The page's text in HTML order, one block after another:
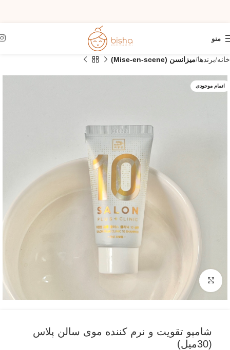
منو
خانه برندها میزانسن (Mise-en-scene)
اتمام موجودی
بزرگنمایی تصویر
شامپو تقویت و نرم کننده موی سالن پلاس
(30میل)